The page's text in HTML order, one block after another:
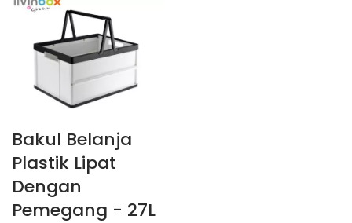
Bakul Belanja
Plastik Lipat
Dengan
Pemegang - 27L